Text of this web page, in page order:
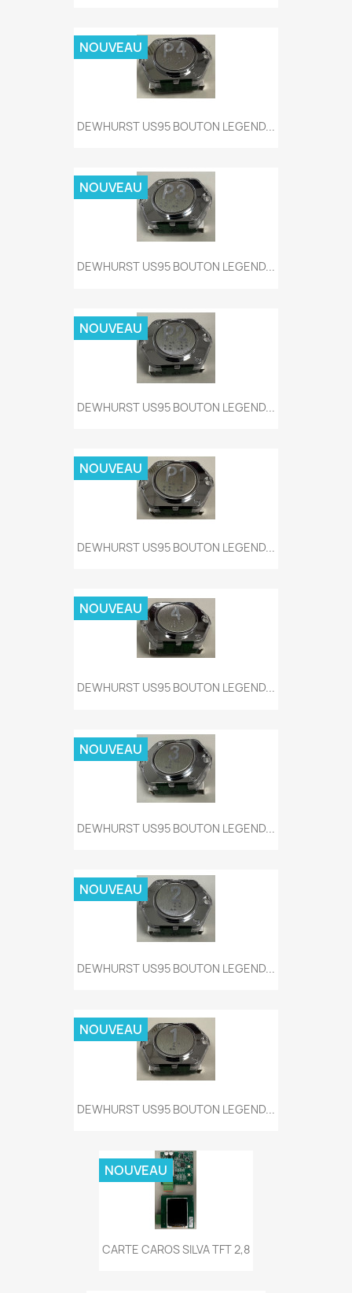
DEWHURST US95 BOUTON LEGEND...
NOUVEAU
DEWHURST US95 BOUTON LEGEND...
NOUVEAU
DEWHURST US95 BOUTON LEGEND...
NOUVEAU
DEWHURST US95 BOUTON LEGEND...
NOUVEAU
DEWHURST US95 BOUTON LEGEND...
NOUVEAU
DEWHURST US95 BOUTON LEGEND...
NOUVEAU
DEWHURST US95 BOUTON LEGEND...
NOUVEAU
DEWHURST US95 BOUTON LEGEND...
NOUVEAU
CARTE CAROS SILVA TFT 2,8
NOUVEAU